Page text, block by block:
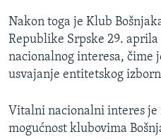
Nakon toga je Klub
Republike Srpske 29.
nacionalnog interesa, čime
usvajanje entitetskog
Vitalni nacionalni interes
mogućnost klubovima